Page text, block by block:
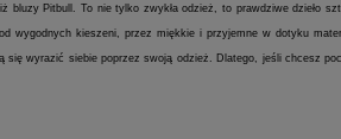
Pitbull. To nie tylko zwykła odzież, to prawdziwe dzieło
wygodnych kieszeni, przez miękkie i przyjemne w dotyku
wyrazić siebie poprzez swoją odzież. Dlatego, jeśli chcesz